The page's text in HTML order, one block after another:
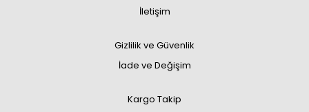
İletişim
Gizlilik ve Güvenlik
İade ve Değişim
Kargo Takip